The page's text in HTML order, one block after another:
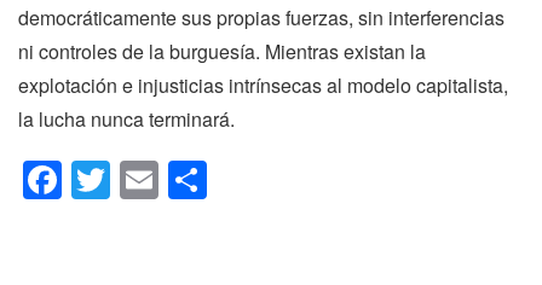
democráticamente sus propias fuerzas, sin interferencias
ni controles de la burguesía. Mientras existan la
explotación e injusticias intrínsecas al modelo capitalista,
la lucha nunca terminará.
Facebook
Twitter
Email